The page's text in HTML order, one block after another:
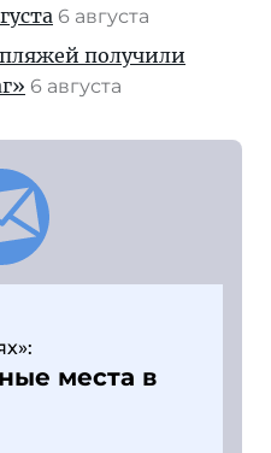
6 августа
получили
6 августа
места в